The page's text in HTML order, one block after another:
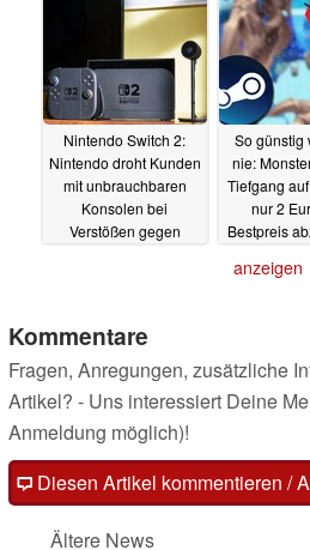
14.05.2025
Nintendo Switch 2:
Nintendo droht Kunden
mit unbrauchbaren
Konsolen bei
Verstößen gegen
So günstig
nie:
Tiefgang
nur 2
Bestpreis
anzeigen
Kommentare
Fragen, Anregungen, zusätzliche
Artikel? - Uns interessiert Deine
Anmeldung möglich)!
Diesen Artikel kommentieren /
Ältere News